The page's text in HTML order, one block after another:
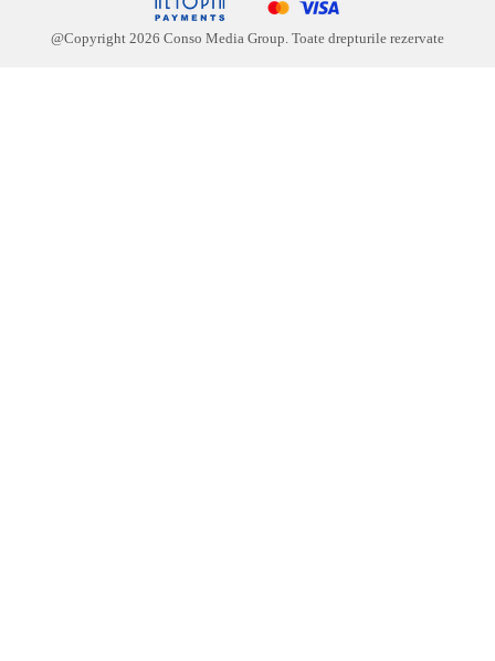
@Copyright 2026 Conso Media Group. Toate drepturile rezervate